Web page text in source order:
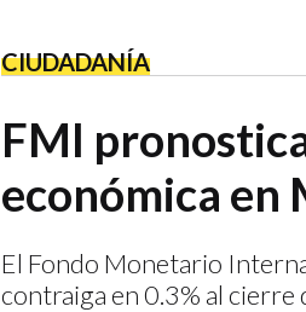
CIUDADANÍA
FMI
económica en
El Fondo Monetario
contraiga en 0.3% al cierre